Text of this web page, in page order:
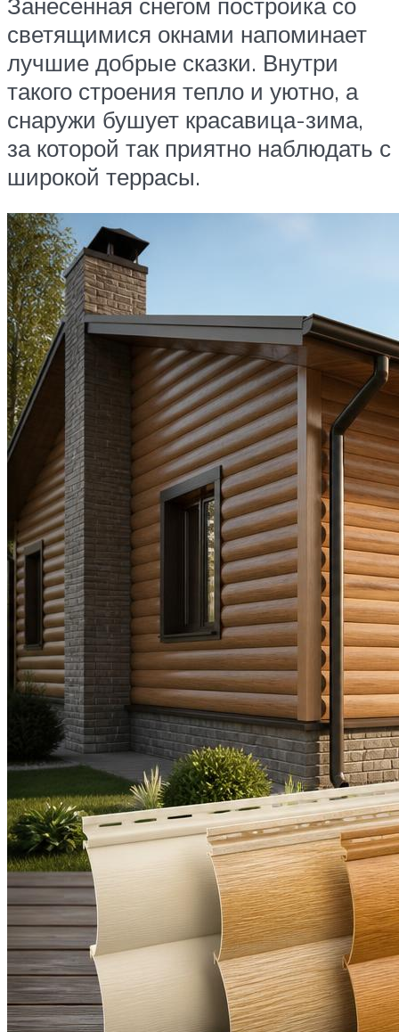
светящимися окнами напоминает
лучшие добрые сказки. Внутри
такого строения тепло и уютно, а
снаружи бушует красавица-зима,
за которой так приятно наблюдать с
широкой террасы.